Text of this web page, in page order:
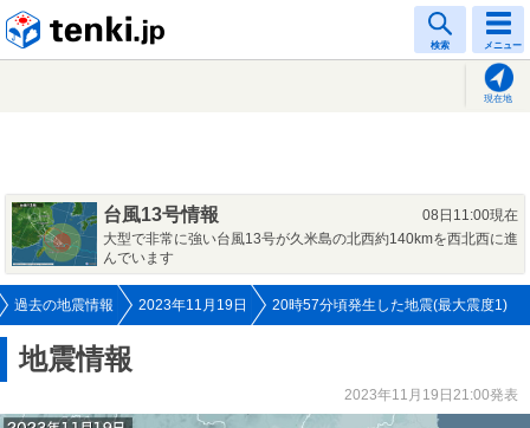
検索 メニュー
現在地
台風13号情報
08日11:00現在
大型で非常に強い台風13号が久米島の北西約140kmを西北西に進
んでいます
過去の地震情報 2023年11月19日 20時57分頃発生した地震(最大震度1)
地震情報
2023年11月19日21:00発表